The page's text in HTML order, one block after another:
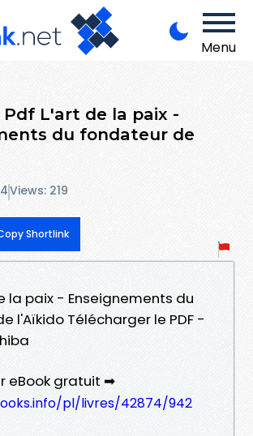
Menu
L'art de la paix -
du fondateur de
Views: 219
Shortlink
la paix - Enseignements du
l'Aïkido Télécharger le PDF -
eBook gratuit ➡
pl/livres/42874/942